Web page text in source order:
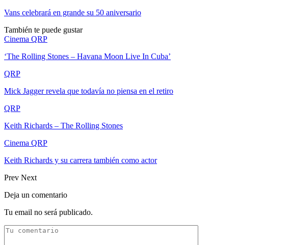
Vans celebrará en grande su 50 aniversario
También te puede gustar
Cinema QRP
‘The Rolling Stones – Havana Moon Live In Cuba’
QRP
Mick Jagger revela que todavía no piensa en el retiro
QRP
Keith Richards – The Rolling Stones
Cinema QRP
Keith Richards y su carrera también como actor
Prev Next
Deja un comentario
Tu email no será publicado.